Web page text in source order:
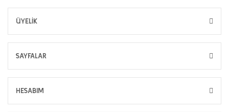
ÜYELİK
SAYFALAR
HESABIM